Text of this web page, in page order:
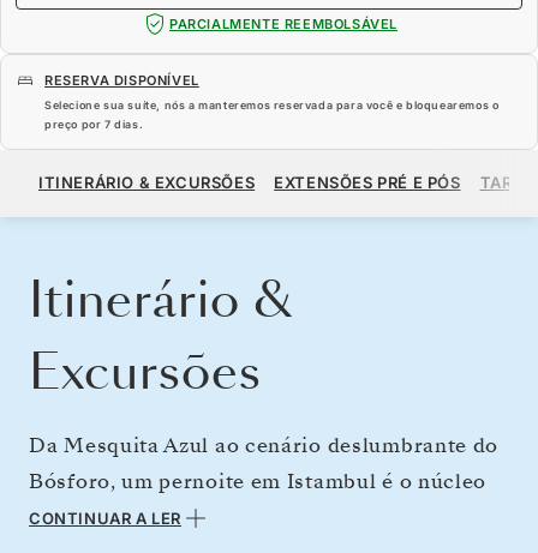
PARCIALMENTE REEMBOLSÁVEL
RESERVA DISPONÍVEL
Selecione sua suíte, nós a manteremos reservada para você e bloquearemos o
preço por 7 dias.
A PARTIR DE US$ 7.040
ITINERÁRIO & EXCURSÕES EXTENSÕES PRÉ E PÓS
Itinerário &
Excursões
Da Mesquita Azul ao cenário deslumbrante do
Bósforo, um pernoite em Istambul é o núcleo
desta viagem partindo de Atenas. Da animada
CONTINUAR A LER